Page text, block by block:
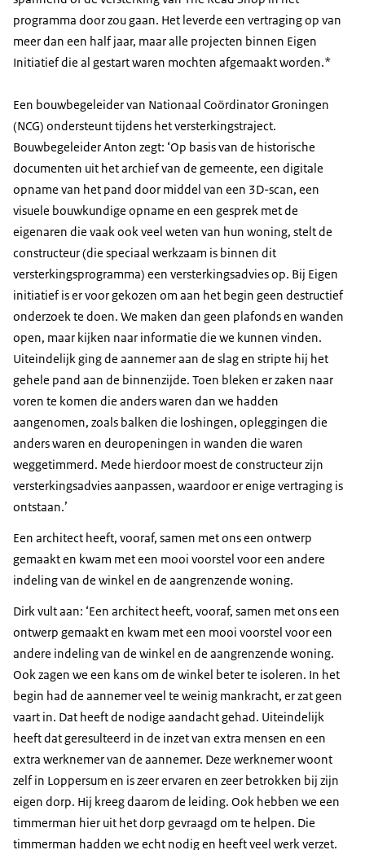
programma door zou gaan. Het leverde een vertraging op van
meer dan een half jaar, maar alle projecten binnen Eigen
Initiatief die al gestart waren mochten afgemaakt worden.*
Een bouwbegeleider van Nationaal Coördinator Groningen
(NCG) ondersteunt tijdens het versterkingstraject.
Bouwbegeleider Anton zegt: ‘Op basis van de historische
documenten uit het archief van de gemeente, een digitale
opname van het pand door middel van een 3D-scan, een
visuele bouwkundige opname en een gesprek met de
eigenaren die vaak ook veel weten van hun woning, stelt de
constructeur (die speciaal werkzaam is binnen dit
versterkingsprogramma) een versterkingsadvies op. Bij Eigen
initiatief is er voor gekozen om aan het begin geen destructief
onderzoek te doen. We maken dan geen plafonds en wanden
open, maar kijken naar informatie die we kunnen vinden.
Uiteindelijk ging de aannemer aan de slag en stripte hij het
gehele pand aan de binnenzijde. Toen bleken er zaken naar
voren te komen die anders waren dan we hadden
aangenomen, zoals balken die loshingen, opleggingen die
anders waren en deuropeningen in wanden die waren
weggetimmerd. Mede hierdoor moest de constructeur zijn
versterkingsadvies aanpassen, waardoor er enige vertraging is
ontstaan.’
Een architect heeft, vooraf, samen met ons een ontwerp
gemaakt en kwam met een mooi voorstel voor een andere
indeling van de winkel en de aangrenzende woning.
Dirk vult aan: ‘Een architect heeft, vooraf, samen met ons een
ontwerp gemaakt en kwam met een mooi voorstel voor een
andere indeling van de winkel en de aangrenzende woning.
Ook zagen we een kans om de winkel beter te isoleren. In het
begin had de aannemer veel te weinig mankracht, er zat geen
vaart in. Dat heeft de nodige aandacht gehad. Uiteindelijk
heeft dat geresulteerd in de inzet van extra mensen en een
extra werknemer van de aannemer. Deze werknemer woont
zelf in Loppersum en is zeer ervaren en zeer betrokken bij zijn
eigen dorp. Hij kreeg daarom de leiding. Ook hebben we een
timmerman hier uit het dorp gevraagd om te helpen. Die
timmerman hadden we echt nodig en heeft veel werk verzet.